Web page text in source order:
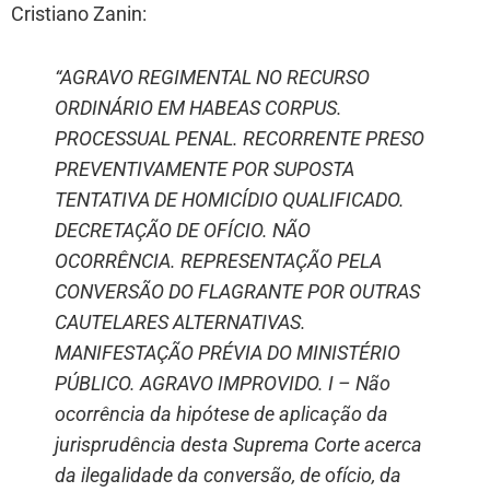
Cristiano Zanin:
“AGRAVO REGIMENTAL NO RECURSO
ORDINÁRIO EM HABEAS CORPUS.
PROCESSUAL PENAL. RECORRENTE PRESO
PREVENTIVAMENTE POR SUPOSTA
TENTATIVA DE HOMICÍDIO QUALIFICADO.
DECRETAÇÃO DE OFÍCIO. NÃO
OCORRÊNCIA. REPRESENTAÇÃO PELA
CONVERSÃO DO FLAGRANTE POR OUTRAS
CAUTELARES ALTERNATIVAS.
MANIFESTAÇÃO PRÉVIA DO MINISTÉRIO
PÚBLICO. AGRAVO IMPROVIDO. I – Não
ocorrência da hipótese de aplicação da
jurisprudência desta Suprema Corte acerca
da ilegalidade da conversão, de ofício, da